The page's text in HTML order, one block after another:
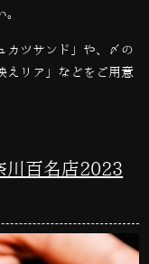
カツサンド」や、〆の
えリア」などをご用意
川百名店2023